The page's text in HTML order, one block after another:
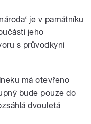
je v památníku
jeho
s průvodkyní
má otevřeno
bude pouze do
dvouletá